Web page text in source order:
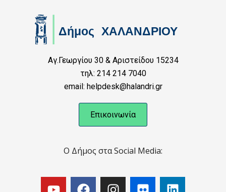
Αγ.Γεωργίου 30 & Αριστείδου 15234
τηλ: 214 214 7040
email: helpdesk@halandri.gr
Επικοινωνία
Ο Δήμος στα Social Media: